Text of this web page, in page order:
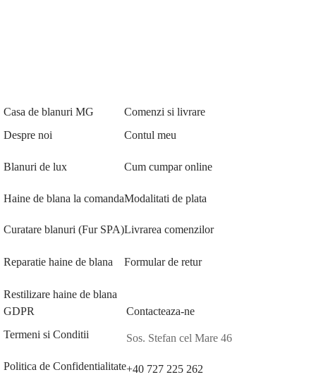
Casa de blanuri MG
Despre noi
Blanuri de lux
Haine de blana la comanda
Curatare blanuri (Fur SPA)
Reparatie haine de blana
Restilizare haine de blana
Comenzi si livrare
Contul meu
Cum cumpar online
Modalitati de plata
Livrarea comenzilor
Formular de retur
GDPR
Termeni si Conditii
Politica de Confidentialitate
Contacteaza-ne
Sos. Stefan cel Mare 46
+40 727 225 262